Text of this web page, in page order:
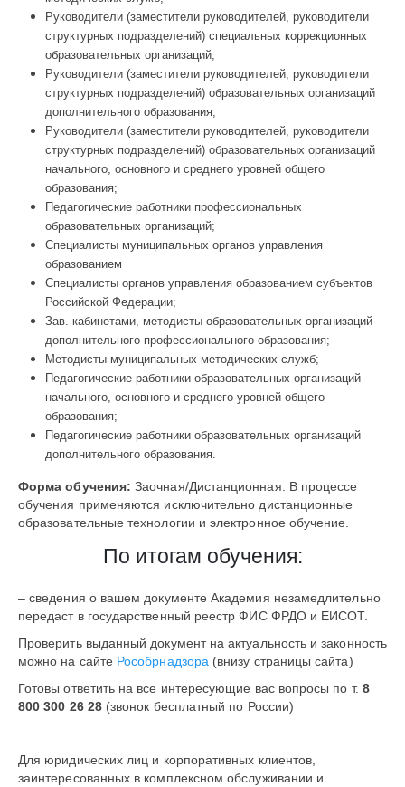
Руководители (заместители руководителей, руководители
структурных подразделений) специальных коррекционных
образовательных организаций;
Руководители (заместители руководителей, руководители
структурных подразделений) образовательных организаций
дополнительного образования;
Руководители (заместители руководителей, руководители
структурных подразделений) образовательных организаций
начального, основного и среднего уровней общего
образования;
Педагогические работники профессиональных
образовательных организаций;
Специалисты муниципальных органов управления
образованием
Специалисты органов управления образованием субъектов
Российской Федерации;
Зав. кабинетами, методисты образовательных организаций
дополнительного профессионального образования;
Методисты муниципальных методических служб;
Педагогические работники образовательных организаций
начального, основного и среднего уровней общего
образования;
Педагогические работники образовательных организаций
дополнительного образования.
Форма обучения: Заочная/Дистанционная. В процессе
обучения применяются исключительно дистанционные
образовательные технологии и электронное обучение.
По итогам обучения:
– сведения о вашем документе Академия незамедлительно
передаст в государственный реестр ФИС ФРДО и ЕИСОТ.
Проверить выданный документ на актуальность и законность
можно на сайте Рособрнадзора (внизу страницы сайта)
Готовы ответить на все интересующие вас вопросы по т. 8
800 300 26 28(звонок бесплатный по России)
Для юридических лиц и корпоративных клиентов,
заинтересованных в комплексном обслуживании и